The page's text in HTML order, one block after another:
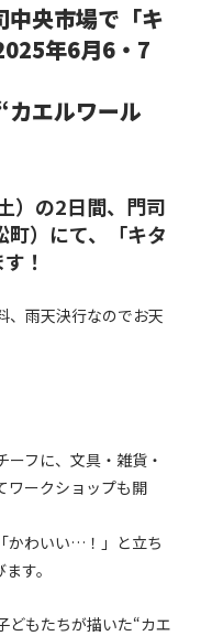
中央市場で「キ
年6月6・7
カエルワール
）の2日間、門司
）にて、「キタ
！
、雨天決行なのでお天
フに、文具・雑貨・
ワークショップも開
かわいい…！」と立ち
す。
どもたちが描いた“カエ